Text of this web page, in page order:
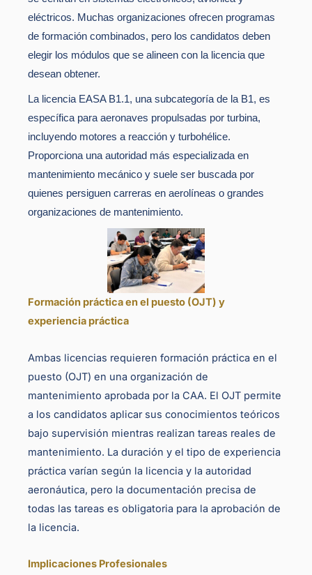
eléctricos. Muchas organizaciones ofrecen programas
de formación combinados, pero los candidatos deben
elegir los módulos que se alineen con la licencia que
desean obtener.
La licencia EASA B1.1, una subcategoría de la B1, es
específica para aeronaves propulsadas por turbina,
incluyendo motores a reacción y turbohélice.
Proporciona una autoridad más especializada en
mantenimiento mecánico y suele ser buscada por
quienes persiguen carreras en aerolíneas o grandes
organizaciones de mantenimiento.
Formación práctica en el puesto (OJT) y
experiencia práctica
Ambas licencias requieren formación práctica en el
puesto (OJT) en una organización de
mantenimiento aprobada por la CAA. El OJT permite
a los candidatos aplicar sus conocimientos teóricos
bajo supervisión mientras realizan tareas reales de
mantenimiento. La duración y el tipo de experiencia
práctica varían según la licencia y la autoridad
aeronáutica, pero la documentación precisa de
todas las tareas es obligatoria para la aprobación de
la licencia.
Implicaciones Profesionales